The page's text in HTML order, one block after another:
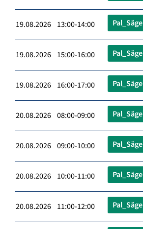
19.08.2026 13:00-14:00 Pal_Säge
19.08.2026 15:00-16:00 Pal_Säge
19.08.2026 16:00-17:00 Pal_Säge
20.08.2026 08:00-09:00 Pal_Säge
20.08.2026 09:00-10:00 Pal_Säge
20.08.2026 10:00-11:00 Pal_Säge
20.08.2026 11:00-12:00 Pal_Säge